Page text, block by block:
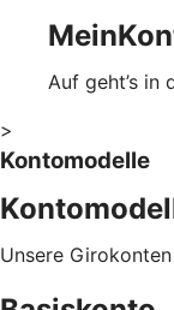
Auf geht’s in
>
Kontomodelle
Unsere